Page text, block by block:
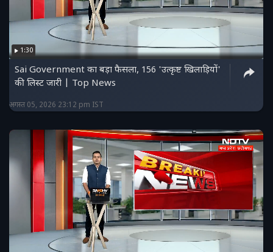
1:30
Sai Government का बड़ा फैसला, 156 'उत्कृष्ट खिलाड़ियों'
की लिस्ट जारी | Top News
अगस्त 05, 2026 23:12 pm IST